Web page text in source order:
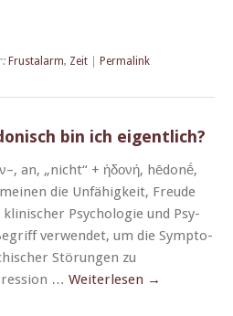
Frustalarm, Zeit Permalink
bin ich eigentlich?
an, „nicht“ + ἡδονή, hēdonḗ,
die Unfähigkeit, Freude
Psy­cholo­gie und Psy­
ver­wen­det, um die Symp­to­
Störun­gen zu
… Weit­er­lesen →